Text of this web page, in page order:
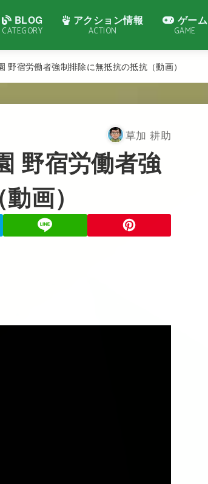
BLOG
CATEGORY
アクション情報
ACTION
ゲーム
GAME
野宿労働者強制排除に無抵抗の抵抗（動画）
草加 耕助
野宿労働者強
画）